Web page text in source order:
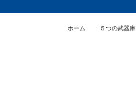
ホーム ５つの武器庫